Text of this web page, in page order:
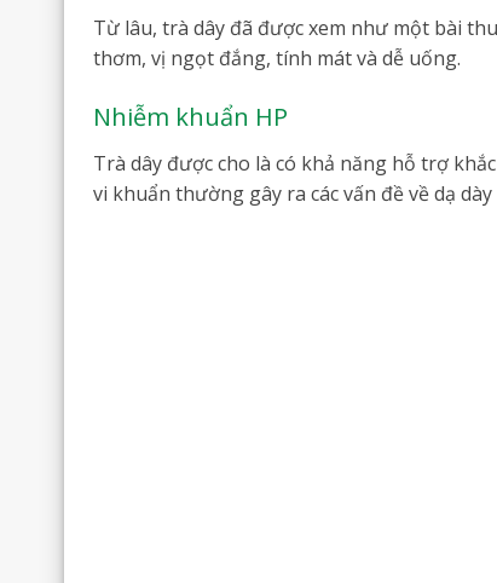
Từ lâu, trà dây đã được xem như một bài
thơm, vị ngọt đắng, tính mát và dễ uống.
Nhiễm khuẩn HP
Trà dây được cho là có khả năng hỗ trợ
vi khuẩn thường gây ra các vấn đề về dạ